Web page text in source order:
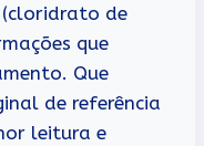
de
que
Que
de referência
leitura e